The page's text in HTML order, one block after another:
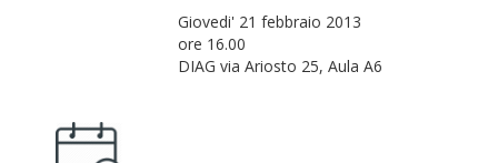
Giovedi' 21 febbraio 2013
ore 16.00
DIAG via Ariosto 25, Aula A6